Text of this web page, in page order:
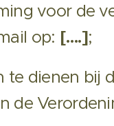
voor de
op: [….];
te dienen bij
de